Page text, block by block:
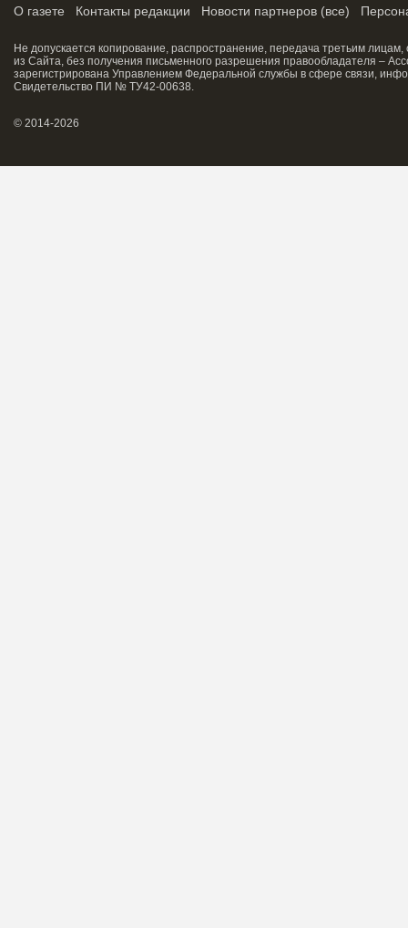
О газете Контакты редакции Новости партнеров (все)
Не допускается копирование, распространение, передача третьим
из Сайта, без получения письменного разрешения правообладателя –
зарегистрирована Управлением Федеральной службы в сфере связи,
Свидетельство ПИ № ТУ42-00638.
© 2014-2026